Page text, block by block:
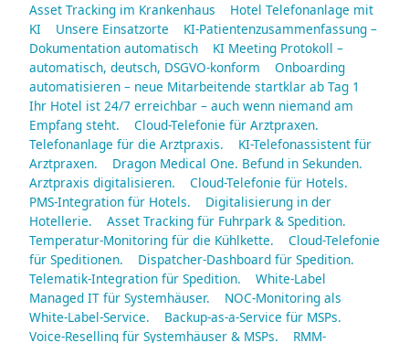
Asset Tracking im Krankenhaus
Hotel Telefonanlage mit
KI
Unsere Einsatzorte
KI-Patientenzusammenfassung –
Dokumentation automatisch
KI Meeting Protokoll –
automatisch, deutsch, DSGVO-konform
Onboarding
automatisieren – neue Mitarbeitende startklar ab Tag 1
Ihr Hotel ist 24/7 erreichbar – auch wenn niemand am
Empfang steht.
Cloud-Telefonie für Arztpraxen.
Telefonanlage für die Arztpraxis.
KI-Telefonassistent für
Arztpraxen.
Dragon Medical One. Befund in Sekunden.
Arztpraxis digitalisieren.
Cloud-Telefonie für Hotels.
PMS-Integration für Hotels.
Digitalisierung in der
Hotellerie.
Asset Tracking für Fuhrpark & Spedition.
Temperatur-Monitoring für die Kühlkette.
Cloud-Telefonie
für Speditionen.
Dispatcher-Dashboard für Spedition.
Telematik-Integration für Spedition.
White-Label
Managed IT für Systemhäuser.
NOC-Monitoring als
White-Label-Service.
Backup-as-a-Service für MSPs.
Voice-Reselling für Systemhäuser & MSPs.
RMM-